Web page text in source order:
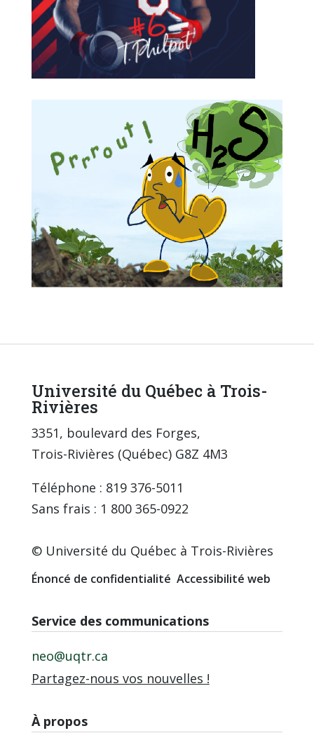
Université du Québec à Trois-
Rivières
3351, boulevard des Forges,
Trois-Rivières (Québec) G8Z 4M3
Téléphone : 819 376-5011
Sans frais : 1 800 365-0922
© Université du Québec à Trois-Rivières
Énoncé de confidentialité Accessibilité web
Service des communications
neo@uqtr.ca
Partagez-nous vos nouvelles !
À propos